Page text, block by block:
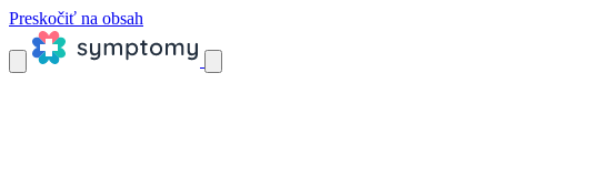
Preskočiť na obsah